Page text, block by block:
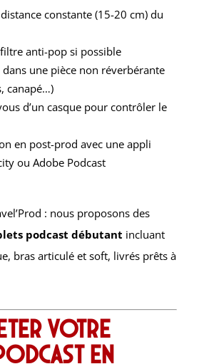
constante (15-20 cm) du
anti-pop si possible
dans une pièce non réverbérante
canapé…)
d’un casque pour contrôler le
en post-prod avec une appli
ou Adobe Podcast
: nous proposons des
podcast débutant incluant
bras articulé et soft, livrés prêts à
votre
en